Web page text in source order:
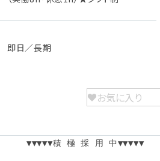
即日／長期
お気に入り
▼▼▼▼▼積 極 採 用 中▼▼▼▼▼